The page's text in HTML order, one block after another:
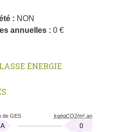
NON
annuelles
0 €
ÉNERGIE
de GES kgéqCO2/m².an
A
0kgéqCO2/m².an